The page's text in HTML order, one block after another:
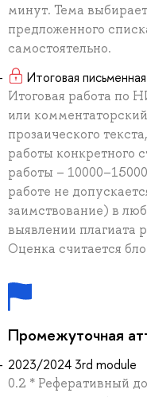
минут. Тема
предложенного
самостоятельно.
Итоговая
Итоговая работа по
или
прозаического
работы конкретного
работы –
работе не
заимствование) в
выявлении плагиата
Оценка считается
Промежуточная
2023/2024 3rd module
0.2 * Реферативный